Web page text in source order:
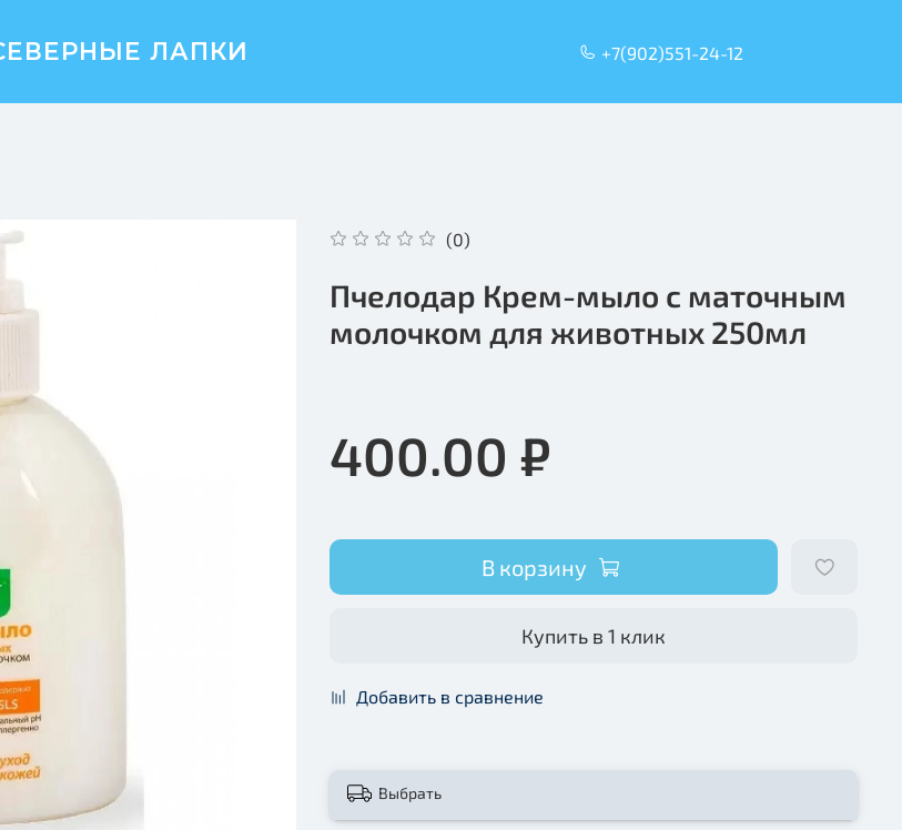
ЛАПКИ +7(902)551-24-12
(0)
Пчелодар Крем-мыло с маточным
молочком для животных 250мл
400.00 ₽
В корзину
Купить в 1 клик
Добавить в сравнение
Выбрать